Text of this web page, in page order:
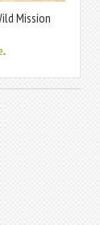
Mission